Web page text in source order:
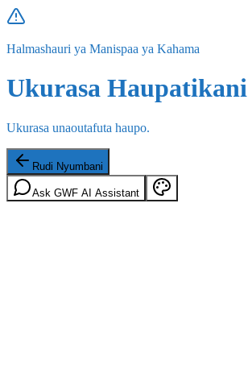
Halmashauri ya Manispaa ya Kahama
Ukurasa Haupatikani
Ukurasa unaoutafuta haupo.
Rudi Nyumbani
Ask GWF AI Assistant